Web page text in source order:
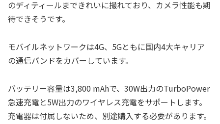
のディティールまできれいに撮れており、カメラ性能も期
待できそうです。
モバイルネットワークは4G、5Gともに国内4大キャリア
の通信バンドをカバーしています。
バッテリー容量は3,800 mAhで、30W出力のTurboPower
急速充電と5W出力のワイヤレス充電をサポートします。
充電器は付属しないため、別途購入する必要があります。